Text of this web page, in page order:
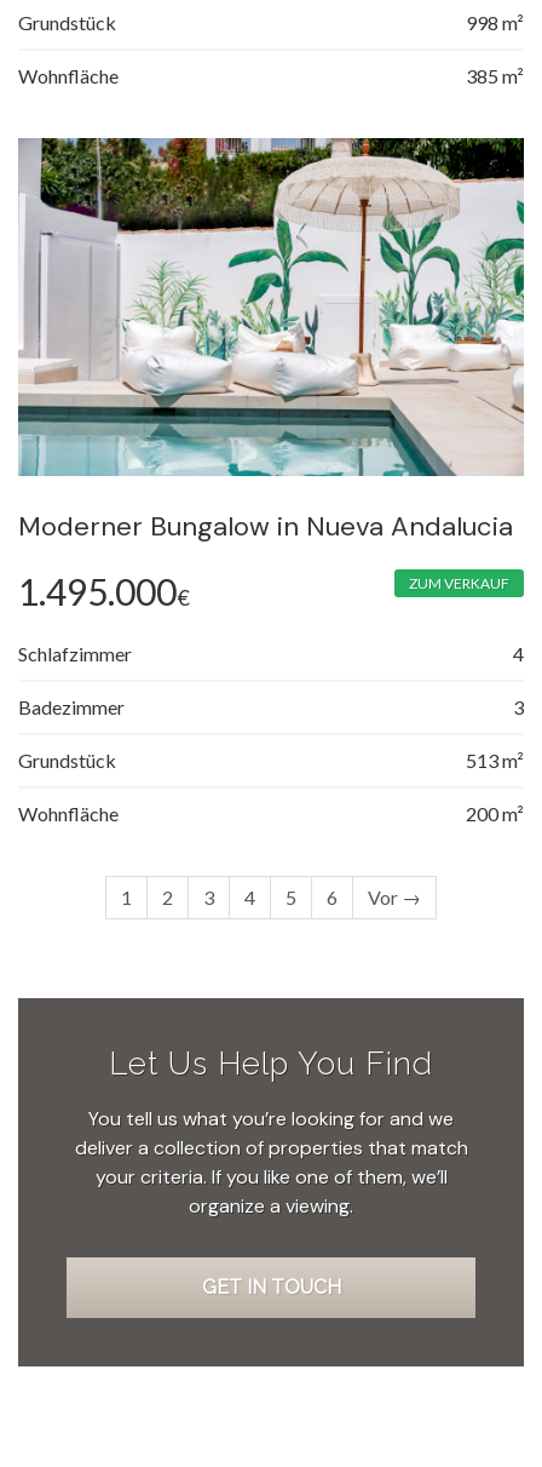
Grundstück 998 m²
Wohnfläche 385 m²
Moderner Bungalow in Nueva Andalucia
1.495.000€
ZUM VERKAUF
Schlafzimmer 4
Badezimmer 3
Grundstück 513 m²
Wohnfläche 200 m²
1 2 3 4 5 6 Vor →
Let Us Help You Find
You tell us what you’re looking for and we
deliver a collection of properties that match
your criteria. If you like one of them, we’ll
organize a viewing.
GET IN TOUCH